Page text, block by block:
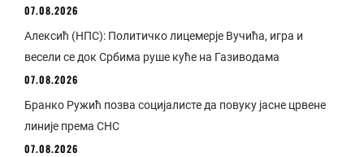
07.08.2026
Алексић (НПС): Политичко лицемерје Вучића, игра и
весели се док Србима руше куће на Газиводама
07.08.2026
Бранко Ружић позва социјалисте да повуку јасне црвене
линије према СНС
07.08.2026